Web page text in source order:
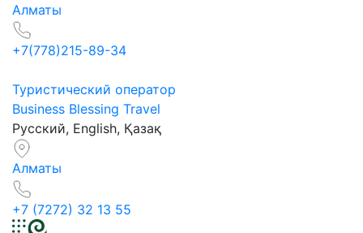
Алматы
+7(778)215-89-34
Туристический оператор
Business Blessing Travel
Русский, English, Қазақ
Алматы
+7 (7272) 32 13 55